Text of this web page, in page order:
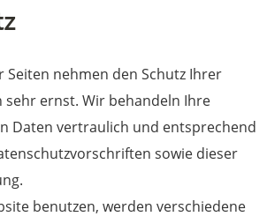
Seiten nehmen den Schutz Ihrer
sehr ernst. Wir behandeln Ihre
Daten vertraulich und entsprechend
sowie dieser
benutzen, werden verschiedene